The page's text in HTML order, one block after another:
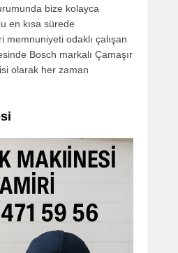
bize kolayca
en kısa sürede
memnuniyeti odaklı çalışan
Bosch markalı Çamaşır
olarak her zaman